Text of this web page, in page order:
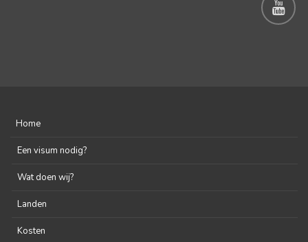
Home
Een visum nodig?
Wat doen wij?
Landen
Kosten